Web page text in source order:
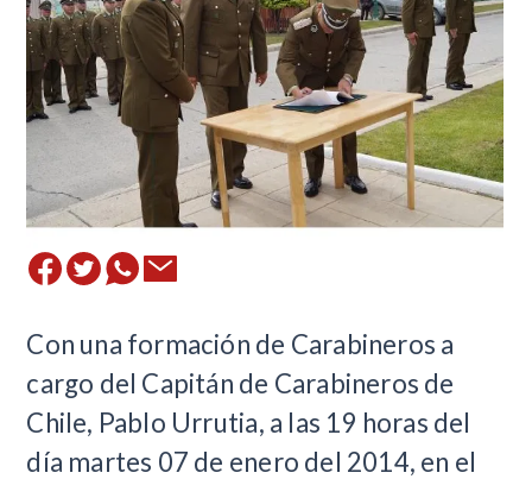
Con una formación de Carabineros a
cargo del Capitán de Carabineros de
Chile, Pablo Urrutia, a las 19 horas del
día martes 07 de enero del 2014, en el